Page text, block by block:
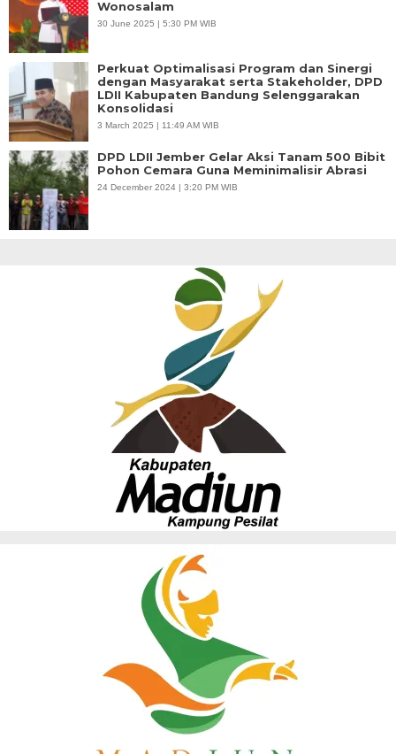
Wonosalam
30 June 2025 | 5:30 PM WIB
Perkuat Optimalisasi Program dan Sinergi
dengan Masyarakat serta Stakeholder, DPD
LDII Kabupaten Bandung Selenggarakan
Konsolidasi
3 March 2025 | 11:49 AM WIB
DPD LDII Jember Gelar Aksi Tanam 500 Bibit
Pohon Cemara Guna Meminimalisir Abrasi
24 December 2024 | 3:20 PM WIB